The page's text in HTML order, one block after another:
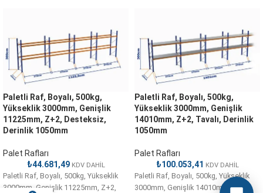
Paletli Raf, Boyalı, 500kg,
Yükseklik 3000mm, Genişlik
11225mm, Z+2, Desteksiz,
Derinlik 1050mm
Palet Rafları
₺44.681,49 KDV DAHİL
Paletli Raf, Boyalı, 500kg, Yükseklik
3000mm, Genişlik 11225mm, Z+2,
Paletli Raf, Boyalı, 500kg,
Yükseklik 3000mm, Genişlik
14010mm, Z+2, Tavalı, Derinlik
1050mm
Palet Rafları
₺100.053,41 KDV DAHİL
Paletli Raf, Boyalı, 500kg, Yükseklik
3000mm, Genişlik 14010mm, Z+2,